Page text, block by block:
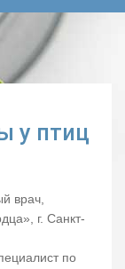
у птиц
врач,
г. Санкт-
по